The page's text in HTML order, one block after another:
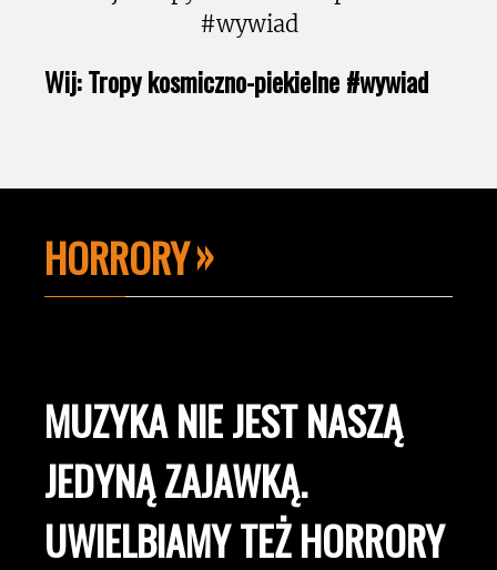
Wij: Tropy kosmiczno-piekielne #wywiad
HORRORY
MUZYKA NIE JEST NASZĄ
JEDYNĄ ZAJAWKĄ.
UWIELBIAMY TEŻ HORRORY